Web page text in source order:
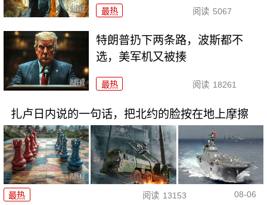
最热 阅读 5067
特朗普扔下两条路，波斯都不
选，美军机又被揍
最热 阅读 18261
扎卢日内说的一句话，把北约的脸按在地上摩擦
最热 阅读 13153 08-06